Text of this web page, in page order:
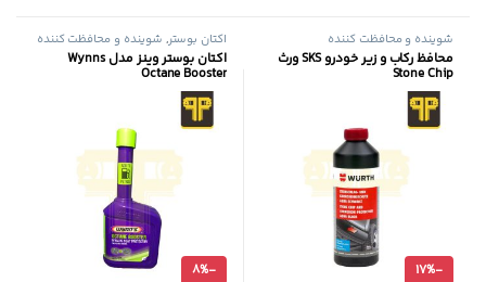
شوینده و محافظت کننده
محافظ رکاب و زیر خودرو SKS ورث
Stone Chip
-
17%
اکتان بوستر, شوینده و محافظت کننده
اکتان بوستر وینز مدل Wynns
Octane Booster
-
8%